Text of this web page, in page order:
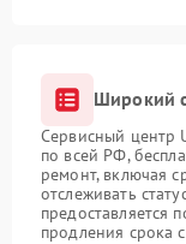
Широкий
Сервисный центр
по всей РФ,
ремонт, включая
отслеживать
предоставляется
продления срока